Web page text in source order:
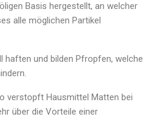
Basis hergestellt, an welcher
alle möglichen Partikel
haften und bilden Pfropfen, welche
verstopft Hausmittel Matten bei
über die Vorteile einer